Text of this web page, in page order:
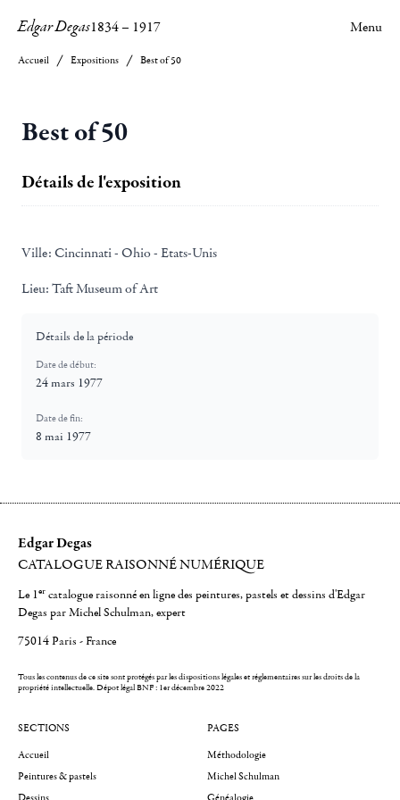
Edgar Degas1834– 1917 Menu
Accueil Expositions Best of 50
Best of 50
Détails de l'exposition
Ville: Cincinnati - Ohio - Etats-Unis
Lieu: Taft Museum of Art
Détails de la période
Date de début:
24 mars 1977
Date de fin:
8 mai 1977
Edgar Degas
CATALOGUE RAISONNÉ NUMÉRIQUE
Le 1er catalogue raisonné en ligne des peintures, pastels et dessins d'Edgar
Degas par Michel Schulman, expert
75014 Paris - France
Tous les contenus de ce site sont protégés par les dispositions légales et réglementaires sur les droits de la
propriété intellectuelle.Dépot légal BNF : 1er décembre 2022
SECTIONS
Accueil
Peintures & pastels
PAGES
Méthodologie
Michel Schulman